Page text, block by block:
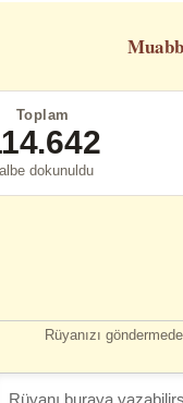
Toplam
dokunuldu
Rüyanızı